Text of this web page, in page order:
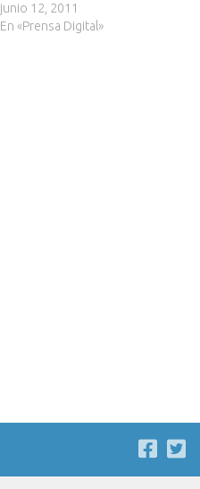
junio 12, 2011
En «Prensa Digital»